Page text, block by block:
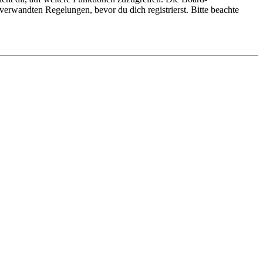
Regelungen, bevor du dich registrierst. Bitte beachte